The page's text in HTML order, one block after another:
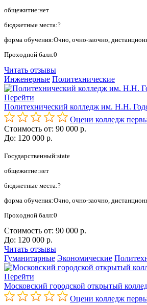
общежитие:нет
бюджетные места:?
форма обучения:Очно, очно-заочно,
Проходной балл:0
Читать отзывы
Инженерные Политехнические
Перейти
Политехнический колледж им. Н.Н.
Оцени колледж
Стоимость от: 90 000 р.
До: 120 000 р.
Государственный:state
общежитие:нет
бюджетные места:?
форма обучения:Очно, очно-заочно,
Проходной балл:0
Стоимость от: 90 000 р.
До: 120 000 р.
Читать отзывы
Гуманитарные Экономические
Перейти
Московский городской открытый
Оцени колледж